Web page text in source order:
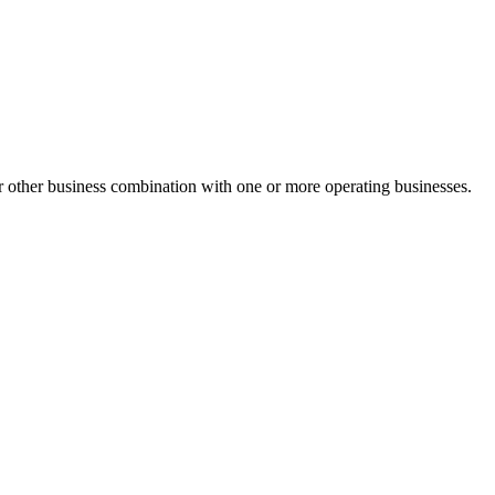
business combination with one or more operating businesses.